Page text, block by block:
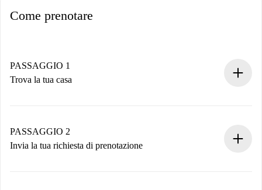
Come prenotare
PASSAGGIO 1
Trova la tua casa
Hai tutte le informazioni necessarie in anticipo.
PASSAGGIO 2
Invia la tua richiesta di prenotazione